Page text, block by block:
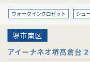
ウォークインクロゼット シュ
堺市南区
アイーナネオ堺高倉台